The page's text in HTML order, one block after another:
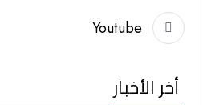
Youtube
أخر الأخبار